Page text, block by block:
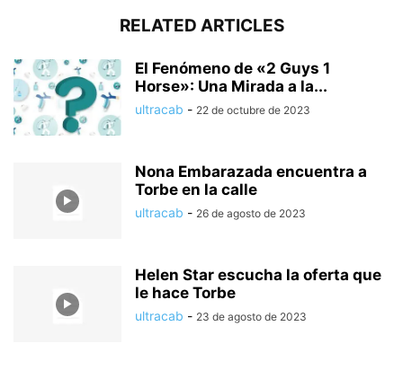
RELATED ARTICLES
El Fenómeno de «2 Guys 1
Horse»: Una Mirada a la...
ultracab - 22 de octubre de 2023
Nona Embarazada encuentra a
Torbe en la calle
ultracab - 26 de agosto de 2023
Helen Star escucha la oferta que
le hace Torbe
ultracab - 23 de agosto de 2023